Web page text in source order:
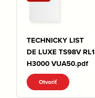
TECHNICKY LIST
DE LUXE TS98V RL1
H3000 VUA50.pdf
Otvoriť